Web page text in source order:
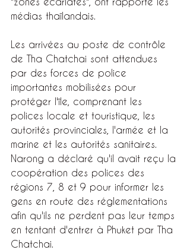
médias thaïlandais.
Les arrivées au poste de contrôle
de Tha Chatchai sont attendues
par des forces de police
importantes mobilisées pour
protéger l'île, comprenant les
polices locale et touristique, les
autorités provinciales, l'armée et la
marine et les autorités sanitaires.
Narong a déclaré qu'il avait reçu la
coopération des polices des
régions 7, 8 et 9 pour informer les
gens en route des réglementations
afin qu'ils ne perdent pas leur temps
en tentant d'entrer à Phuket par Tha
Chatchai.